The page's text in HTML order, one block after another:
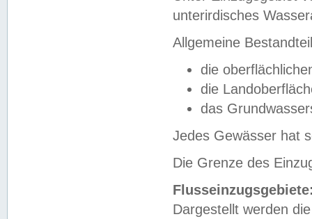
unterirdisches
Allgemeine
die
die
das
Jedes Gewässer hat
Die Grenze des
Dargestellt werden